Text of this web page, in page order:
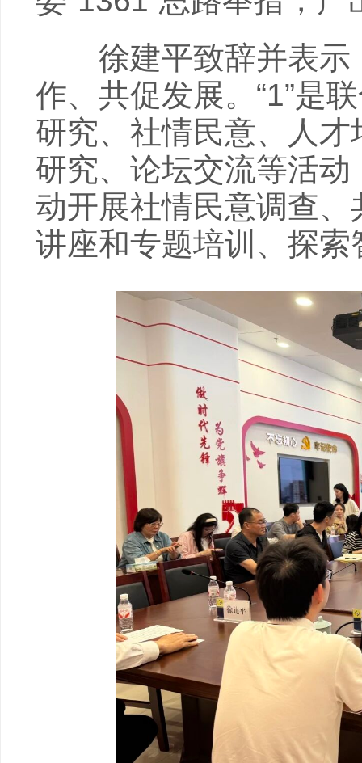
徐建平致辞并表示
作、共促发展。“1”是
研究、社情民意、人
研究、论坛交流等活动
动开展社情民意调查、
讲座和专题培训、探